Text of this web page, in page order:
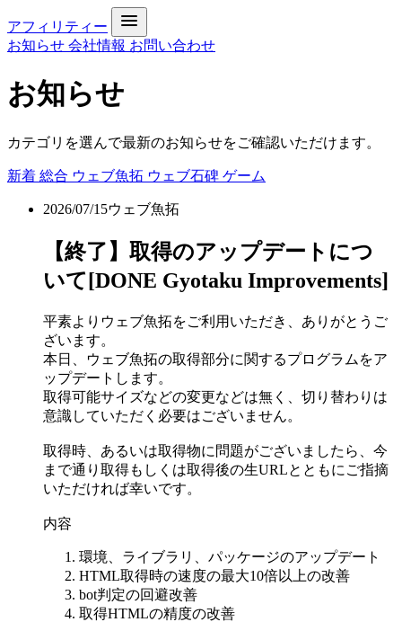
アフィリティー
お知らせ 会社情報 お問い合わせ
お知らせ
カテゴリを選んで最新のお知らせをご確認いただけます。
新着 総合 ウェブ魚拓 ウェブ石碑 ゲーム
2026/07/15ウェブ魚拓
【終了】取得のアップデートにつ
いて[DONE Gyotaku Improvements]
平素よりウェブ魚拓をご利用いただき、ありがとうご
ざいます。
本日、ウェブ魚拓の取得部分に関するプログラムをア
ップデートします。
取得可能サイズなどの変更などは無く、切り替わりは
意識していただく必要はございません。
取得時、あるいは取得物に問題がございましたら、今
まで通り取得もしくは取得後の生URLとともにご指摘
いただければ幸いです。
内容
環境、ライブラリ、パッケージのアップデート
HTML取得時の速度の最大10倍以上の改善
bot判定の回避改善
取得HTMLの精度の改善